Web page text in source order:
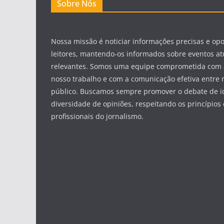
Sobre Nós
Nossa missão é noticiar informações precisas e
leitores, mantendo-os informados sobre eventos
relevantes. Somos uma equipe comprometida
nosso trabalho e com a comunicação efetiva entre
público. Buscamos sempre promover o debate de
diversidade de opiniões, respeitando os princípios
profissionais do jornalismo.